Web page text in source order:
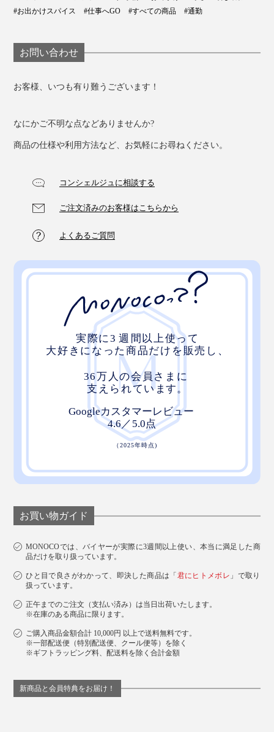
一つひとつの技術の積み重ねから生まれた、“手袋のま
い。プレゼントにも、ぜひどうぞ。
手袋の生産が130年近く続いている“手袋のまち”、東かがわ市
#お出かけスパイス
#仕事へGO #すべての商品 #通勤
お問い合わせ
お客様、いつも有り難うございます！
なにかご不明な点などありませんか?
商品の仕様や利用方法など、お気軽にお尋ねください。
コンシェルジュに相談する
ご注文済みのお客様はこちらから
よくあるご質問
お買い物ガイド
MONOCOでは、バイヤーが実際に3週間以上使い、本当に満足した商
品だけを取り扱っています。
ひと目で良さがわかって、即決した商品は「君にヒトメボレ 」で取り
扱っています。
正午までのご注文（支払い済み）は当日出荷いたします。
※在庫のある商品に限ります。
ご購入商品金額合計 10,000円 以上で送料無料です。
※一部配送便（特別配送便、クール便等）を除く
※ギフトラッピング料、配送料を除く合計金額
新商品と会員特典をお届け！